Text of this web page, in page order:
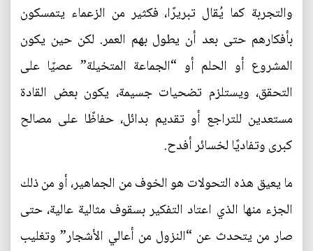
والتجربة كما يُقال تبريرًا، فكثير من الزعماء يتمسكون
بأفكارهم حتى بعد أن يطول بهم العمر. لكن حين يكون
المشروع أو الحلم أو “الجماعة المتخيلة” عصيًا على
التحقق، ويستلزم تضحيات جسيمة، يكون بعض القادة
مستعدين للتراجع أو تقديم بدائل، حفاظًا على مصالح
كبرى وتفاديًا لخسائر أفدح.
ما يعيق هذه التحولات هو الخوف من الجماهير، أو من ذلك
الجزء منها الذي اعتاد التفكير بسقوف مثالية عالية، حتى
صار من يتحدث عن “النزول من أعالي الأشجار” وتغليب